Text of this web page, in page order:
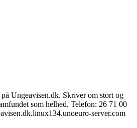
Ungeavisen.dk. Skriver om stort og
som helhed. Telefon: 26 71 00
server.com